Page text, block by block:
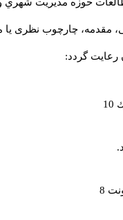
مقدمه، چارچوب نظری یا
رعايت گردد: